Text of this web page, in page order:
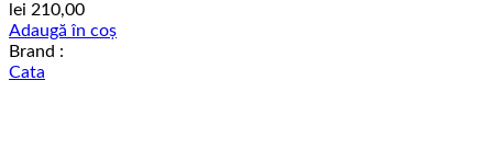
lei 210,00
Adaugă în coș
Brand :
Cata